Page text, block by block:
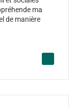
ma
de manière